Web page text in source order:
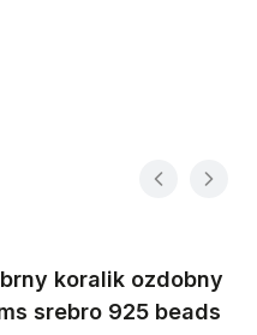
koralik ozdobny
srebro 925 beads